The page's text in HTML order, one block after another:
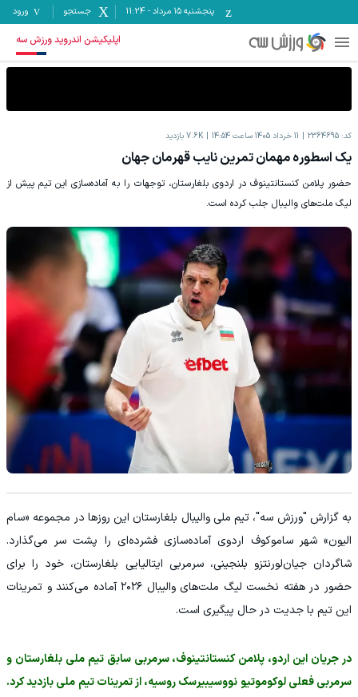
پنجشنبه ۱۵ مرداد -
11:24 جستجو ورود
اپلیکیشن اندروید ورزش سه
کد: 2364695 11 خرداد 1405 ساعت 14:54 7.6K بازدید
یک اسطوره مهمان تمرین نایب قهرمان جهان
حضور پلامن کنستانتینوف در اردوی بلغارستان، توجهات را به آماده‌سازی این تیم پیش از
لیگ ملت‌های والیبال جلب کرده است.
به گزارش "ورزش سه"، تیم ملی والیبال بلغارستان این روزها در مجموعه «سام
الیون» شهر ساموکوف اردوی آماده‌سازی فشرده‌ای را پشت سر می‌گذارد.
شاگردان جیان‌لورنتزو بلنجینی، سرمربی ایتالیایی بلغارستان، خود را برای
حضور در هفته نخست لیگ ملت‌های والیبال ۲۰۲۶ آماده می‌کنند و تمرینات
این تیم با جدیت در حال پیگیری است.
در جریان این اردو، پلامن کنستانتینوف، سرمربی سابق تیم ملی بلغارستان و
سرمربی فعلی لوکوموتیو نووسیبیرسک روسیه، از تمرینات تیم ملی بازدید کرد.